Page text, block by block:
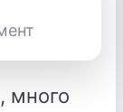
много